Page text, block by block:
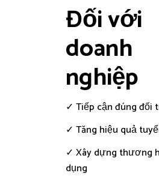
Đối với
doanh
nghiệp
✓ Tiếp cận đúng đối
✓ Tăng hiệu quả
✓ Xây dựng thương
dụng